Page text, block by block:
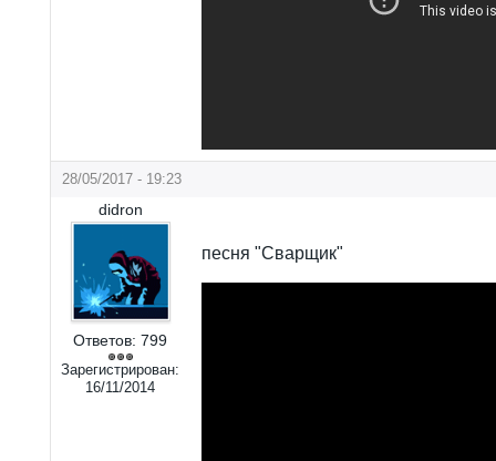
28/05/2017 - 19:23
didron
Ответов: 799
Зарегистрирован:
16/11/2014
песня "Сварщик"